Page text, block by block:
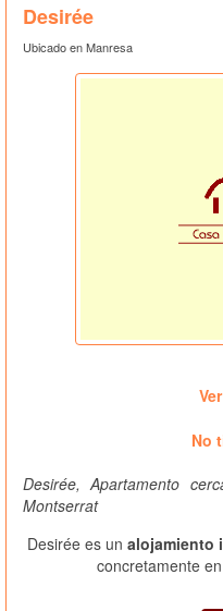
Desirée
Ubicado en Manresa
No
Desirée, Apartamento
Montserrat
Desirée es un alojamiento
concretamente